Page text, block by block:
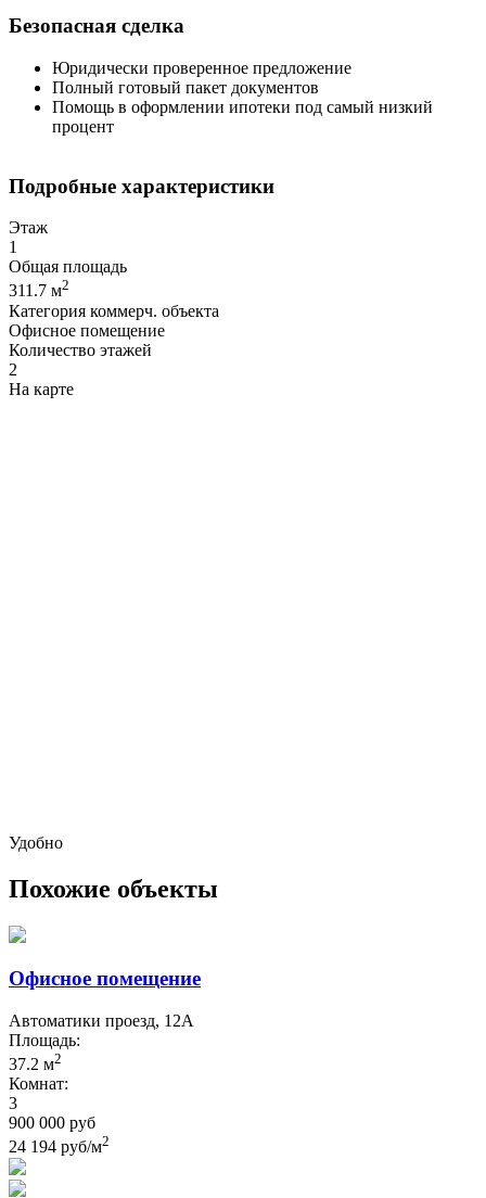
Безопасная сделка
Юридически проверенное предложение
Полный готовый пакет документов
Помощь в оформлении ипотеки под самый низкий
процент
Подробные характеристики
Этаж
1
Общая площадь
311.7 м2
Категория коммерч. объекта
Офисное помещение
Количество этажей
2
На карте
Удобно
Похожие объекты
Офисное помещение
Автоматики проезд, 12А
Площадь:
37.2 м2
Комнат:
3
900 000 руб
24 194 руб/м2